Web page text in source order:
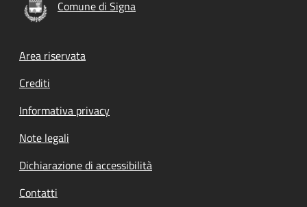
Comune di Signa
Footer menu
Area riservata
Crediti
Informativa privacy
Note legali
Dichiarazione di accessibilità
Contatti